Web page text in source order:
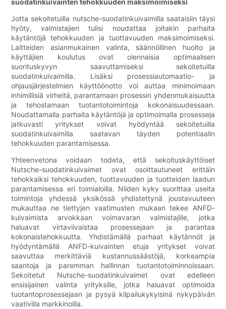
suodatinkuivainten tehokkuuden maksimoimiseksi
Jotta sekoitetuilla nutsche-suodatinkuivaimilla saataisiin täysi
hyöty, valmistajien tulisi noudattaa joitakin parhaita
käytäntöjä tehokkuuden ja tuottavuuden maksimoimiseksi.
Laitteiden asianmukainen valinta, säännöllinen huolto ja
käyttäjien koulutus ovat olennaisia ​​optimaalisen
suorituskyvyn saavuttamiseksi sekoitetuilla
suodatinkuivaimilla. Lisäksi prosessiautomaatio- ja
ohjausjärjestelmien käyttöönotto voi auttaa minimoimaan
inhimillisiä virheitä, parantamaan prosessin yhdenmukaisuutta
ja tehostamaan tuotantotoimintoja kokonaisuudessaan.
Noudattamalla parhaita käytäntöjä ja optimoimalla prosesseja
jatkuvasti yritykset voivat hyödyntää sekoitetuilla
suodatinkuivaimilla saatavan täyden potentiaalin
tehokkuuden parantamisessa.
Yhteenvetona voidaan todeta, että sekoituskäyttöiset
Nutsche-suodatinkuivaimet ovat osoittautuneet erittäin
tehokkaiksi tehokkuuden, tuottavuuden ja tuotteiden laadun
parantamisessa eri toimialoilla. Niiden kyky suorittaa useita
toimintoja yhdessä yksikössä yhdistettynä joustavuuteen
mukauttaa ne tiettyjen vaatimusten mukaan tekee ANFD-
kuivaimista arvokkaan voimavaran valmistajille, jotka
haluavat virtaviivaistaa prosessejaan ja parantaa
kokonaistehokkuutta. Yhdistämällä parhaat käytännöt ja
hyödyntämällä ANFD-kuivainten etuja yritykset voivat
saavuttaa merkittäviä kustannussäästöjä, korkeampia
saantoja ja paremman hallinnan tuotantotoiminnoissaan.
Sekoitetut Nutsche-suodatinkuivaimet ovat edelleen
ensisijainen valinta yrityksille, jotka haluavat optimoida
tuotantoprosessejaan ja pysyä kilpailukykyisinä nykypäivän
vaativilla markkinoilla.